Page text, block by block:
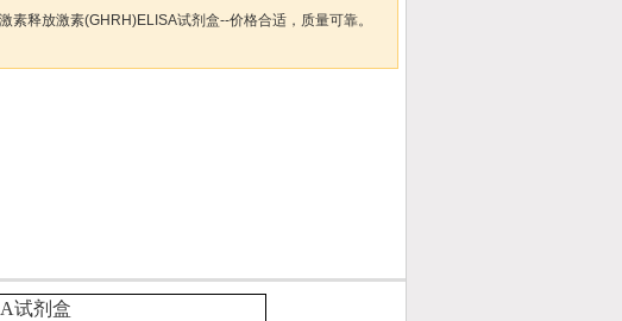
素释放激素(GHRH)ELISA试剂盒--价格合适，质量可靠。
试剂盒